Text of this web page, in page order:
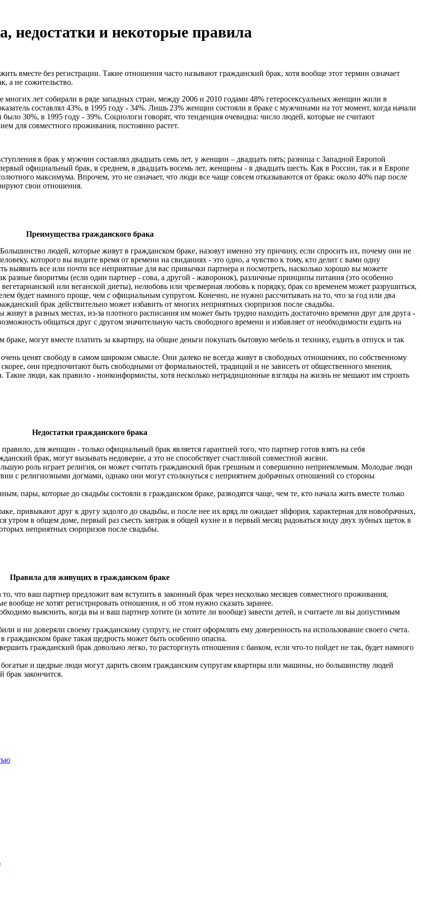
недостатки и некоторые правила
вместе без регистрации. Такие отношения часто называют гражданский брак, хотя вообще этот термин означает
а не сожительство.
многих лет собирали в ряде западных стран, между 2006 и 2010 годами 48% гетеросексуальных женщин жили в
составлял 43%, в 1995 году - 34%. Лишь 23% женщин состояли в браке с мужчинами на тот момент, когда начали
30%, в 1995 году - 39%. Социологи говорят, что тенденция очевидна: число людей, которые не считают
для совместного проживания, постоянно растет.
в брак у мужчин составлял двадцать семь лет, у женщин – двадцать пять; разница с Западной Европой
официальный брак, в среднем, в двадцать восемь лет, женщины - в двадцать шесть. Как в России, так и в Европе
максимума. Впрочем, это не означает, что люди все чаще совсем отказываются от брака: около 40% пар после
свои отношения.
Преимущества гражданского брака
людей, которые живут в гражданском браке, назовут именно эту причину, если спросить их, почему они не
которого вы видите время от времени на свиданиях - это одно, а чувство к тому, кто делит с вами одну
выявить все или почти все неприятные для вас привычки партнера и посмотреть, насколько хорошо вы можете
разные биоритмы (если один партнер - сова, а другой - жаворонок), различные принципы питания (это особенно
или веганской диеты), нелюбовь или чрезмерная любовь к порядку, брак со временем может разрушиться,
будет намного проще, чем с официальным супругом. Конечно, не нужно рассчитывать на то, что за год или два
брак действительно может избавить от многих неприятных сюрпризов после свадьбы.
в разных местах, из-за плотного расписания им может быть трудно находить достаточно времени друг для друга -
общаться друг с другом значительную часть свободного времени и избавляет от необходимости ездить на
могут вместе платить за квартиру, на общие деньги покупать бытовую мебель и технику, ездить в отпуск и так
ценят свободу в самом широком смысле. Они далеко не всегда живут в свободных отношениях, по собственному
они предпочитают быть свободными от формальностей, традиций и не зависеть от общественного мнения,
Такие люди, как правило - нонконформисты, хотя несколько нетрадиционные взгляды на жизнь не мешают им строить
Недостатки гражданского брака
для женщин - только официальный брак является гарантией того, что партнер готов взять на себя
брак, могут вызывать недоверие, а это не способствует счастливой совместной жизни.
роль играет религия, он может считать гражданский брак грешным и совершенно неприемлемым. Молодые люди
с религиозными догмами, однако они могут столкнуться с неприятием добрачных отношений со стороны
пары, которые до свадьбы состояли в гражданском браке, разводятся чаще, чем те, кто начала жить вместе только
привыкают друг к другу задолго до свадьбы, и после нее их вряд ли ожидает эйфория, характерная для новобрачных,
утром в общем доме, первый раз съесть завтрак в общей кухне и в первый месяц радоваться виду двух зубных щеток в
неприятных сюрпризов после свадьбы.
Правила для живущих в гражданском браке
что ваш партнер предложит вам вступить в законный брак через несколько месяцев совместного проживания,
не хотят регистрировать отношения, и об этом нужно сказать заранее.
выяснить, когда вы и ваш партнер хотите (и хотите ли вообще) завести детей, и считаете ли вы допустимым
и ни доверяли своему гражданскому супругу, не стоит оформлять ему доверенность на использование своего счета.
браке такая щедрость может быть особенно опасна.
гражданский брак довольно легко, то расторгнуть отношения с банком, если что-то пойдет не так, будет намного
и щедрые люди могут дарить своим гражданским супругам квартиры или машины, но большинству людей
брак закончится.